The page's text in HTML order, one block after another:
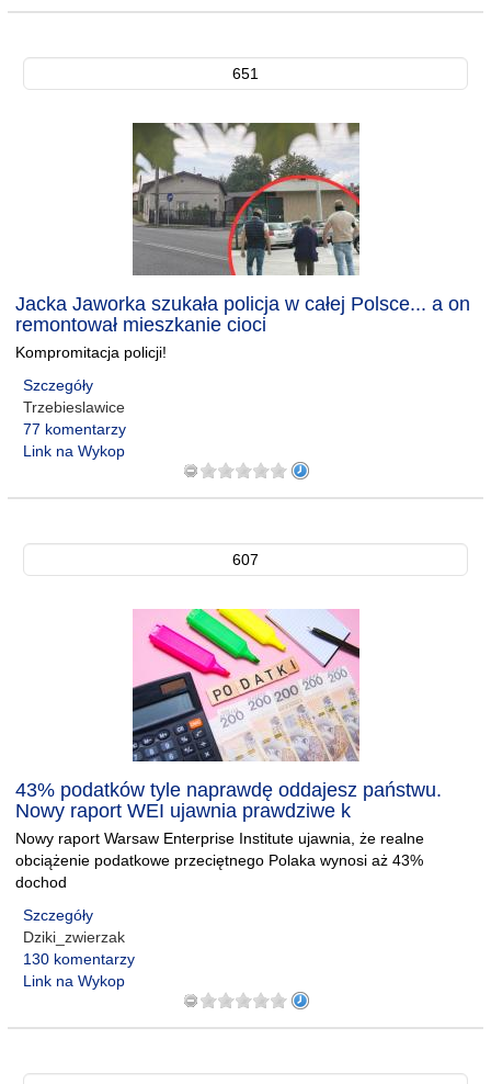
651
Jacka Jaworka szukała policja w całej Polsce... a on
remontował mieszkanie cioci
Kompromitacja policji!
Szczegóły
Trzebieslawice
77 komentarzy
Link na Wykop
607
43% podatków tyle naprawdę oddajesz państwu.
Nowy raport WEI ujawnia prawdziwe k
Nowy raport Warsaw Enterprise Institute ujawnia, że realne
obciążenie podatkowe przeciętnego Polaka wynosi aż 43%
dochod
Szczegóły
Dziki_zwierzak
130 komentarzy
Link na Wykop